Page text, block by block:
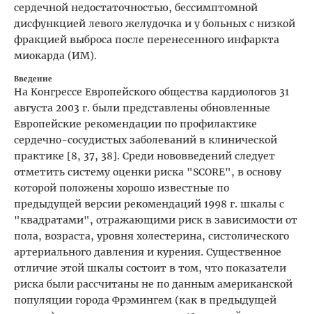
сердечной недостаточностью, бессимптомной
дисфункцией левого желудочка и у больных с низкой
фракцией выброса после перенесенного инфаркта
миокарда (ИМ).
Введение
На Конгрессе Европейского общества кардиологов 31
августа 2003 г. были представлены обновленные
Европейские рекомендации по профилактике
сердечно-сосудистых заболеваний в клинической
практике [8, 37, 38]. Среди нововведений следует
отметить систему оценки риска "SCORE", в основу
которой положены хорошо известные по
предыдущей версии рекомендаций 1998 г. шкалы с
"квадратами", отражающими риск в зависимости от
пола, возраста, уровня холестерина, систолического
артериального давления и курения. Существенное
отличие этой шкалы состоит в том, что показатели
риска были рассчитаны не по данным американской
популяции города Фрэмингем (как в предыдущей